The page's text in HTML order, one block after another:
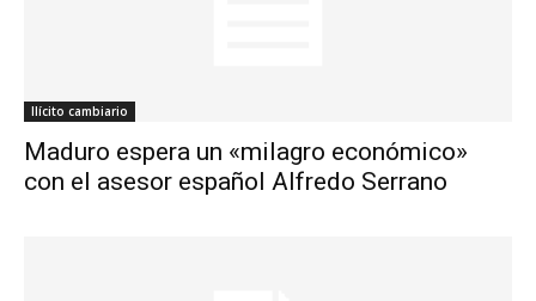
Ilícito cambiario
Maduro espera un «milagro económico»
con el asesor español Alfredo Serrano